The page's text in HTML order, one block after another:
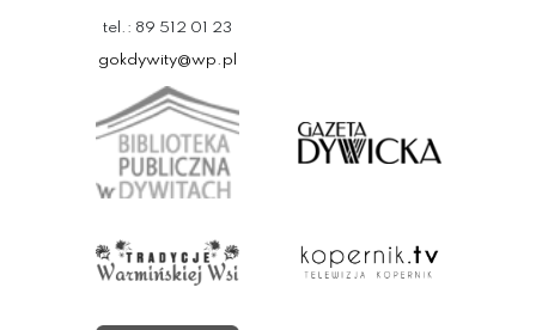
tel.: 89 512 01 23
gokdywity@wp.pl